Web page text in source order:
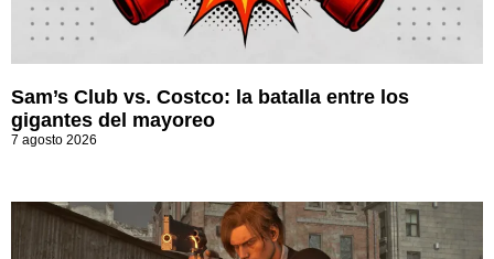
Sam’s Club vs. Costco: la batalla entre los
gigantes del mayoreo
7 agosto 2026